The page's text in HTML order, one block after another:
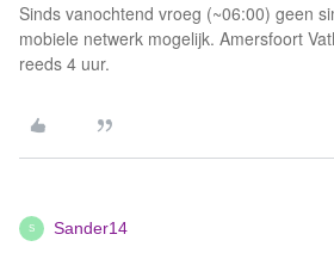
Sinds vanochtend vroeg (~06:00) geen
mobiele netwerk mogelijk. Amersfoort
reeds 4 uur.
S Sander14